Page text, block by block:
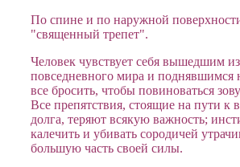
По спине и по наружной
"священный трепет".
Человек чувствует себя вышедшим из
повседневного мира и поднявшимся
все бросить, чтобы повиноваться
Все препятствия, стоящие на пути к
долга, теряют всякую важность;
калечить и убивать сородичей
большую часть своей силы.